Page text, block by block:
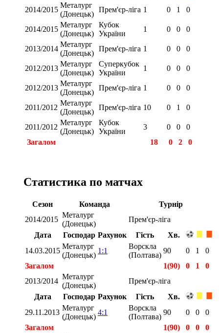
2014/2015
Металург
(Донецьк)
Прем'єр-ліга 1 0 1 0
2014/2015
Металург
(Донецьк)
Кубок
України
1 0 0 0
2013/2014
Металург
(Донецьк)
Прем'єр-ліга 1 0 0 0
2012/2013
Металург
(Донецьк)
Суперкубок
України
1 0 0 0
2012/2013
Металург
(Донецьк)
Прем'єр-ліга 1 0 0 0
2011/2012
Металург
(Донецьк)
Прем'єр-ліга 10 0 1 0
2011/2012
Металург
(Донецьк)
Кубок
України
3 0 0
0
Загалом
18 0 2 0
Статистика по матчах
Сезон Команда
Турнір
2014/2015
Металург
(Донецьк)
Прем'єр-ліга
Дата
Господар Рахунок Гість
Хв.
14.03.2015
Металург
(Донецьк)
1:1
Ворскла
(Полтава)
90 0 1
0
Загалом
1(90) 0 1
0
2013/2014
Металург
(Донецьк)
Прем'єр-ліга
Дата
Господар Рахунок Гість
Хв.
29.11.2013
Металург
(Донецьк)
4:1
Ворскла
(Полтава)
90 0 0
0
Загалом
1(90) 0 0
0